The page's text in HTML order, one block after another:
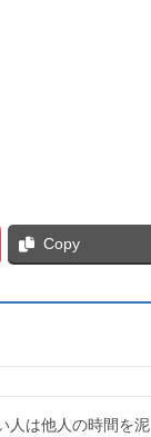
Copy
人は他人の時間を泥